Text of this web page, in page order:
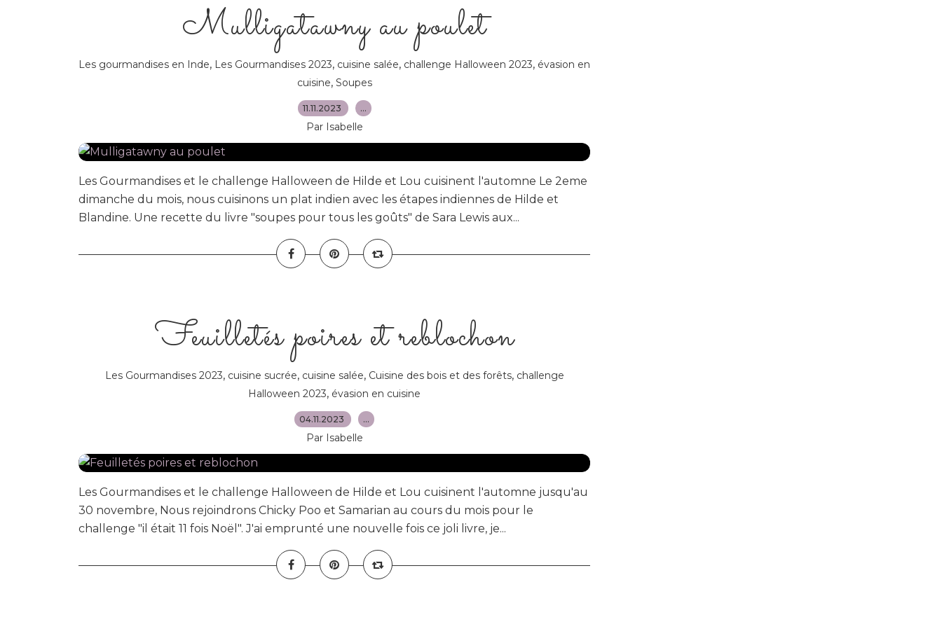
Mulligatawny au poulet
Les gourmandises en Inde, Les Gourmandises 2023, cuisine salée, challenge Halloween 2023, évasion en
cuisine, Soupes
11.11.2023 …
Par Isabelle
Les Gourmandises et le challenge Halloween de Hilde et Lou cuisinent l'automne Le 2eme
dimanche du mois, nous cuisinons un plat indien avec les étapes indiennes de Hilde et
Blandine. Une recette du livre "soupes pour tous les goûts" de Sara Lewis aux...
Feuilletés poires et reblochon
Les Gourmandises 2023, cuisine sucrée, cuisine salée, Cuisine des bois et des forêts, challenge
Halloween 2023, évasion en cuisine
04.11.2023 …
Par Isabelle
Les Gourmandises et le challenge Halloween de Hilde et Lou cuisinent l'automne jusqu'au
30 novembre, Nous rejoindrons Chicky Poo et Samarian au cours du mois pour le
challenge "il était 11 fois Noël". J'ai emprunté une nouvelle fois ce joli livre, je...